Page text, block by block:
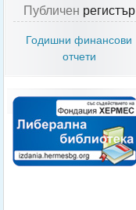
Публичен регистър
Годишни финансови
отчети